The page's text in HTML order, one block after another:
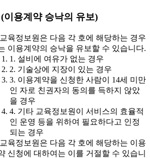
이용계약 승낙의 유보)
육정보원은 다음 각 호에 해당하는 경우
이용계약의 승낙을 유보할 수 있습니다.
1. 설비에 여유가 없는 경우
2. 기술상에 지장이 있는 경우
3. 이용계약을 신청한 사람이 14세 미만
인 자로 친권자의 동의를 득하지 않았
을 경우
4. 기타 교육정보원이 서비스의 효율적
인 운영 등을 위하여 필요하다고 인정
되는 경우
육정보원은 다음 각 호에 해당하는 이용
신청에 대하여는 이를 거절할 수 있습니